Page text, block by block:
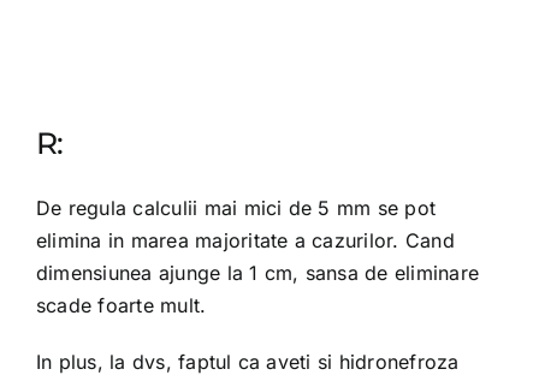
R:
De regula calculii mai mici de 5 mm se pot
elimina in marea majoritate a cazurilor. Cand
dimensiunea ajunge la 1 cm, sansa de eliminare
scade foarte mult.
In plus, la dvs, faptul ca aveti si hidronefroza